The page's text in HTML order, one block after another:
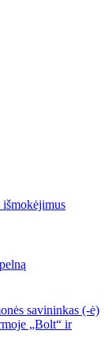
išmokėjimus
savininkas (-ė)
„Bolt“ ir